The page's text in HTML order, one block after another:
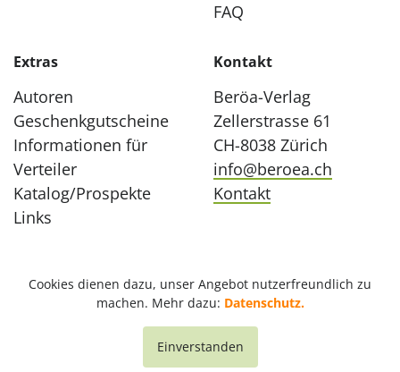
Cookies dienen dazu, unser Angebot nutzerfreundlich zu
machen. Mehr dazu: Datenschutz.
Einverstanden
FAQ
Extras
Autoren
Geschenkgutscheine
Informationen für
Verteiler
Katalog/Prospekte
Links
Kontakt
Beröa-Verlag
Zellerstrasse 61
CH-8038 Zürich
info@beroea.ch
Kontakt